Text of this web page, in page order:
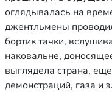
оглядывалась на
джентльмены
бортик тачки,
наковальне,
выглядела страна,
демонстраций, газа и